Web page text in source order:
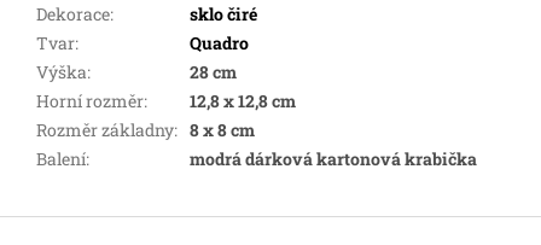
Dekorace:
sklo čiré
Tvar:
Quadro
Výška:
28 cm
Horní rozměr:
12,8 x 12,8 cm
Rozměr základny: 8 x 8 cm
Balení: modrá dárková kartonová krabička
Z